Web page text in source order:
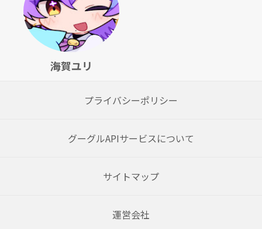
海賀ユリ
プライバシーポリシー
グーグルAPIサービスについて
サイトマップ
運営会社